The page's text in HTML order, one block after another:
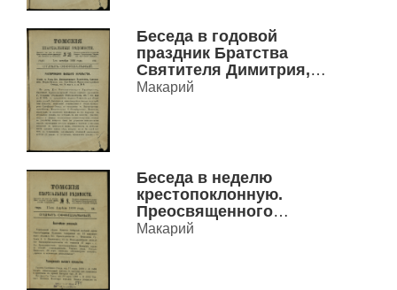
Беседа в годовой
праздник Братства
Святителя Димитрия,
митрополита
Макарий
Беседа в неделю
крестопоклонную.
Преосвященного
Макария, епископа
Макарий